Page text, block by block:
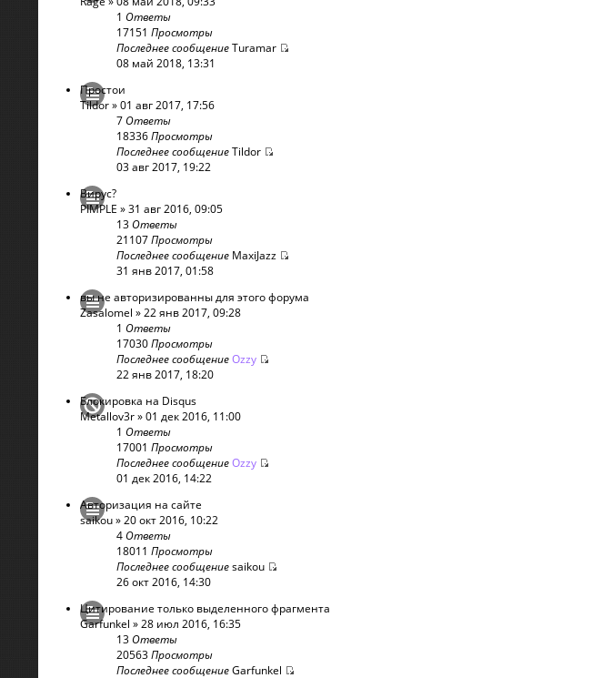
1 Ответы
17151 Просмотры
Последнее сообщениеTuramar
08 май 2018, 13:31
Простои
Tildor» 01 авг 2017, 17:56
7Ответы
18336Просмотры
Последнее сообщениеTildor
03 авг 2017, 19:22
Вирус?
PIMPLE » 31 авг 2016, 09:05
13Ответы
21107Просмотры
Последнее сообщение MaxiJazz
31 янв 2017, 01:58
вы не авторизированны для этого форума
Zasalomel » 22 янв 2017, 09:28
1 Ответы
17030Просмотры
Последнее сообщениеOzzy
22 янв 2017, 18:20
Блокировка на Disqus
Metallov3r» 01 дек 2016, 11:00
1 Ответы
17001 Просмотры
Последнее сообщениеOzzy
01 дек 2016, 14:22
Авторизация на сайте
saikou» 20 окт 2016, 10:22
4Ответы
18011 Просмотры
Последнее сообщениеsaikou
26 окт 2016, 14:30
Цитирование только выделенного фрагмента
Garfunkel » 28 июл 2016, 16:35
13Ответы
20563Просмотры
Последнее сообщениеGarfunkel